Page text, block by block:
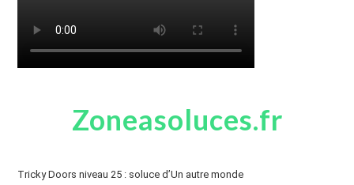
Zoneasoluces.fr
Tricky Doors niveau 25 : soluce d’Un autre monde